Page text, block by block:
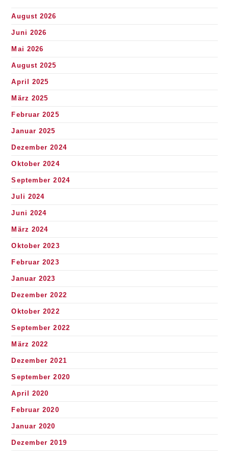
August 2026
Juni 2026
Mai 2026
August 2025
April 2025
März 2025
Februar 2025
Januar 2025
Dezember 2024
Oktober 2024
September 2024
Juli 2024
Juni 2024
März 2024
Oktober 2023
Februar 2023
Januar 2023
Dezember 2022
Oktober 2022
September 2022
März 2022
Dezember 2021
September 2020
April 2020
Februar 2020
Januar 2020
Dezember 2019